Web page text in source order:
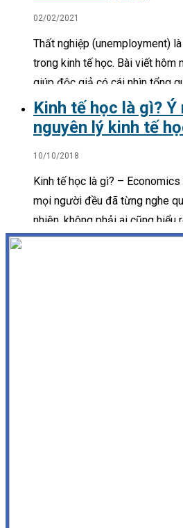
02/02/2021
Thất nghiệp (unemployment)
trong kinh tế học. Bài viết hôm
giúp độc giả có cái nhìn tổng
hưởng của nó đến sự phát
Kinh tế học là gì? Ý
nguyên lý kinh tế
10/10/2018
Kinh tế học là gì? –
mọi người đều đã từng nghe
nhiên, không phải ai cũng hiểu
như đặc điểm, mục đích